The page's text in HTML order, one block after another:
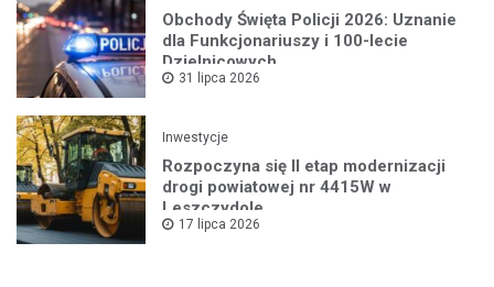
Obchody Święta Policji 2026: Uznanie
dla Funkcjonariuszy i 100-lecie
Dzielnicowych
31 lipca 2026
Inwestycje
Rozpoczyna się II etap modernizacji
drogi powiatowej nr 4415W w
Leszczydole
17 lipca 2026